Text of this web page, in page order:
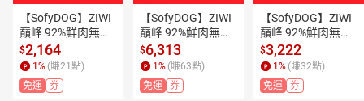
【SofyDOG】ZIWI
巔峰 92%鮮肉無穀
貓主食罐 牛肉鱈魚
185g 24件組 貓罐
肉泥 無穀無膠【A
PP下單天天10%點
$2,164
1 % (賺21 點)
免運
券
【SofyDOG】ZIWI
巔峰 92%鮮肉無穀
貓主食罐 牛肉鱈魚
85g 48件組 貓罐
肉泥 無穀無膠【A
PP下單天天10%點
$6,313
1 % (賺63點)
免運
券
【SofyDOG】ZIWI
巔峰 92%鮮肉無穀
貓主食罐 牛肉鱈魚
85g 24件組 貓罐
肉泥 無穀無膠【A
PP下單天天10%點
$3,222
1 % (賺32點)
免運
券